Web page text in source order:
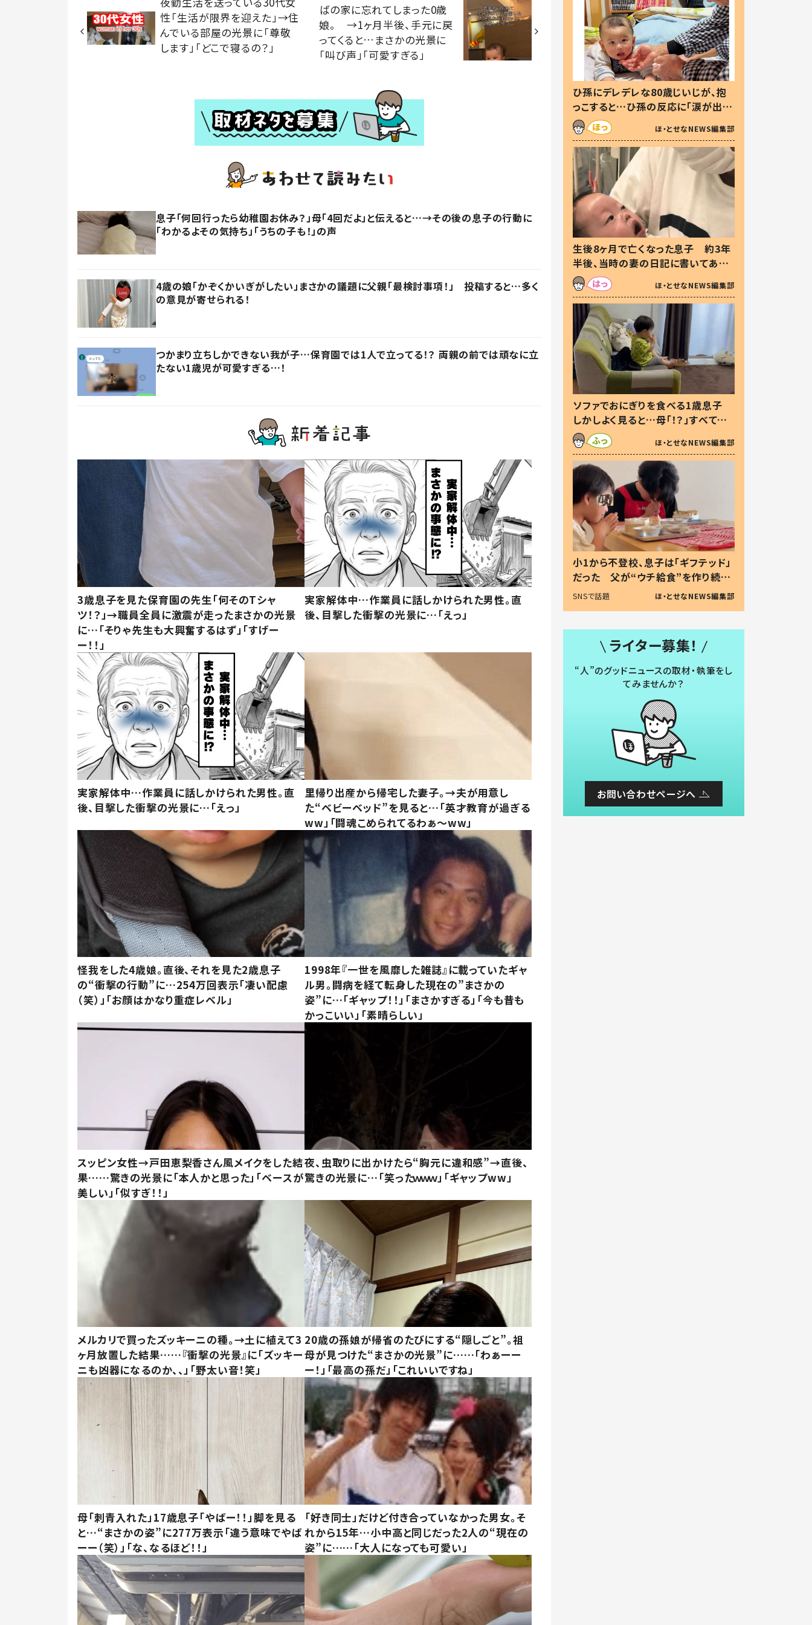
性「生活が限界を迎えた」→住
んでいる部屋の光景に「尊敬
します」「どこで寝るの？」
ばの家に忘れてしまった0歳
娘。 →1ヶ月半後、手元に戻
ってくると…まさかの光景に
「叫び声」「可愛すぎる」
息子「何回行ったら幼稚園お休み？」母「4回だよ」と伝えると…→その後の息子の行動に
「わかるよその気持ち」「うちの子も！」の声
4歳の娘「かぞくかいぎがしたい」まさかの議題に父親「最検討事項！」 投稿すると…多く
の意見が寄せられる！
つかまり立ちしかできない我が子…保育園では1人で立ってる！？ 両親の前では頑なに立
たない1歳児が可愛すぎる…！
3歳息子を見た保育園の先生「何そのTシャ
ツ！？」→職員全員に激震が走ったまさかの光景
に…「そりゃ先生も大興奮するはず」「すげー
ー！！」
実家解体中…作業員に話しかけられた男性。直
後、目撃した衝撃の光景に…「えっ」
実家解体中…作業員に話しかけられた男性。直
後、目撃した衝撃の光景に…「えっ」
里帰り出産から帰宅した妻子。→夫が用意し
た“ベビーベッド”を見ると…「英才教育が過ぎる
ww」「闘魂こめられてるわぁ～ww」
怪我をした4歳娘。直後、それを見た2歳息子
の“衝撃の行動”に…254万回表示「凄い配慮
（笑）」「お顔はかなり重症レベル」
1998年『一世を風靡した雑誌』に載っていたギャ
ル男。闘病を経て転身した現在の”まさかの
姿”に…「ギャップ！！」「まさかすぎる」「今も昔も
かっこいい」「素晴らしい」
スッピン女性→戸田恵梨香さん風メイクをした結
果……驚きの光景に「本人かと思った」「ベースが
美しい」「似すぎ！！」
夜、虫取りに出かけたら“胸元に違和感”→直後、
驚きの光景に…「笑ったｗｗｗ」「ギャップww」
メルカリで買ったズッキーニの種。→土に植えて3
ヶ月放置した結果……『衝撃の光景』に「ズッキー
ニも凶器になるのか、、」「野太い音！笑」
20歳の孫娘が帰省のたびにする“隠しごと”。祖
母が見つけた“まさかの光景”に……「わぁーー
ー！」「最高の孫だ」「これいいですね」
母「刺青入れた」17歳息子「やばー！！」脚を見る
と…“まさかの姿”に277万表示「違う意味でやば
ーー（笑）」「な、なるほど！！」
「好き同士」だけど付き合っていなかった男女。そ
れから15年…小中高と同じだった2人の“現在の
姿”に……「大人になっても可愛い」
ひ孫にデレデレな80歳じいじが、抱
っこすると…ひ孫の反応に「涙が出ま
した」「可愛くて仕方ない」
ほ・とせなNEWS編集部
生後8ヶ月で亡くなった息子 約3年
半後、当時の妻の日記に書いてあっ
た本音とは
ほ・とせなNEWS編集部
ソファでおにぎりを食べる1歳息子
しかしよく見ると…母「！？」すべてを
察した母の投稿に「可愛いから許
す！」「現行犯〜」
ほ・とせなNEWS編集部
小1から不登校、息子は「ギフテッド」
だった 父が“ウチ給食”を作り続け
る理由とは #令和の親 #令和の子
SNSで話題 ほ・とせなNEWS編集部
ライター募集！
“人”のグッドニュースの取材・執筆をし
てみませんか？
お問い合わせページへ